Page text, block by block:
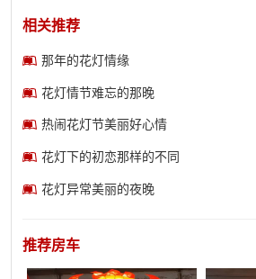
相关推荐
那年的花灯情缘
花灯情节难忘的那晚
热闹花灯节美丽好心情
花灯下的初恋那样的不同
花灯异常美丽的夜晚
推荐房车